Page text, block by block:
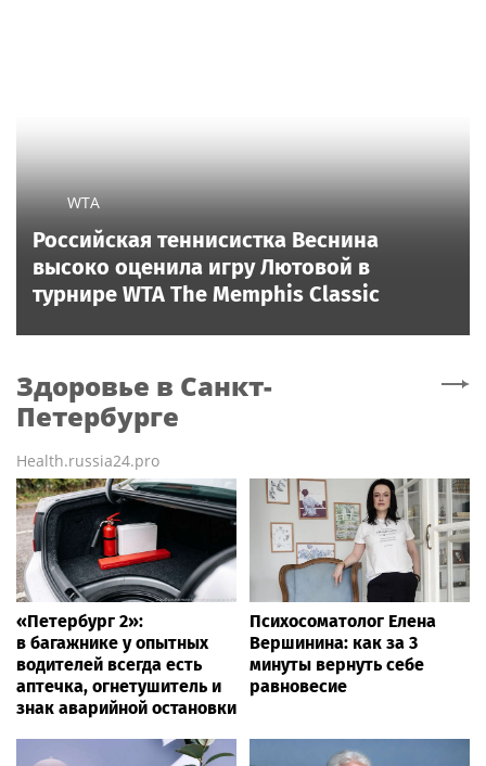
WTA
Российская теннисистка Веснина
высоко оценила игру Лютовой в
турнире WTA The Memphis Classic
Здоровье в Санкт-
Петербурге
Health.russia24.pro
«Петербург 2»:
в багажнике у опытных
водителей всегда есть
аптечка, огнетушитель и
знак аварийной остановки
Психосоматолог Елена
Вершинина: как за 3
минуты вернуть себе
равновесие